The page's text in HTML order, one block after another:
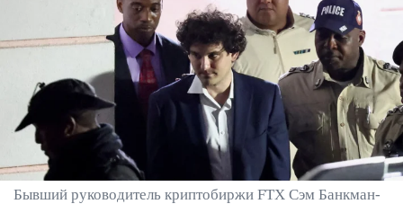
Бывший руководитель криптобиржи FTX Сэм Банкман-